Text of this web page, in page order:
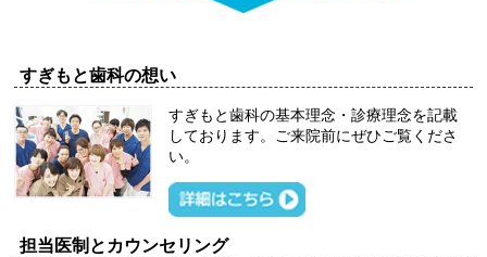
すぎもと歯科の想い
すぎもと歯科の基本理念・診療理念を記載
しております。ご来院前にぜひご覧くださ
い。
担当医制とカウンセリング